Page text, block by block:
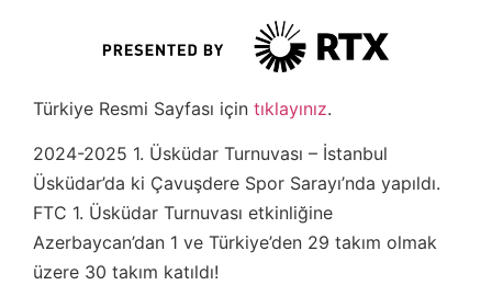
Türkiye Resmi Sayfası için tıklayınız.
2024-2025 1. Üsküdar Turnuvası – İstanbul
Üsküdar’da ki Çavuşdere Spor Sarayı’nda yapıldı.
FTC 1. Üsküdar Turnuvası etkinliğine
Azerbaycan’dan 1 ve Türkiye’den 29 takım olmak
üzere 30 takım katıldı!